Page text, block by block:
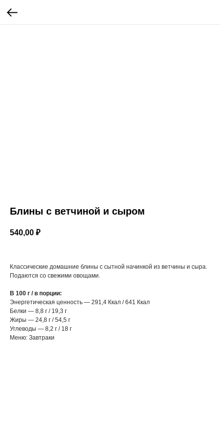
Блины с ветчиной и сыром
540,00 ₽
Классические домашние блины с сытной начинкой из ветчины и сыра.
Подаются со свежими овощами.
В 100 г / в порции:
Энергетическая ценность — 291,4 Ккал / 641 Ккал
Белки — 8,8 г / 19,3 г
Жиры — 24,8 г / 54,5 г
Углеводы — 8,2 г / 18 г
Меню: Завтраки